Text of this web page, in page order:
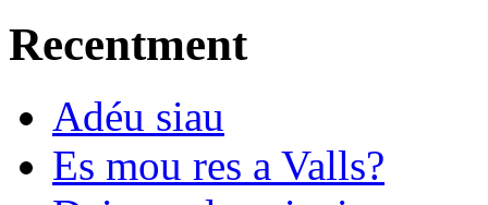
Recentment
Adéu siau
Es mou res a Valls?